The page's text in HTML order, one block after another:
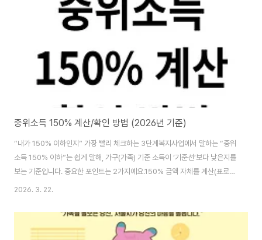
카카오톡/네이버 앱 안의 “내장 브라우저” 말고→ 크롬/삼성인터넷/사파리로
중위소득 150% 계산/확인 방법 (2026년 기준)
“내가 150% 이하인지” 가장 빨리 체크하는 3단계복지사업에서 말하는 “중위
소득 150% 이하”는 쉽게 말해, 가구(가족) 기준 소득이 ‘기준선’보다 낮은지를
보는 기준입니다. 중요한 포인트는 2가지예요.150% 금액 자체를 계산(표로
확인)실제 심사는 보통 건강보험료(전월 부과액) 등으로 판단하는 경우가 많음
월(예: 2월) 건강보험료 부과액 기준으로 확인한다고 안내돼 있습니다. 1) 기준
중위소득 150% 계산 공식공식은 간단합니다.중위소득 150% = 기준 중위소
2026. 3. 22.